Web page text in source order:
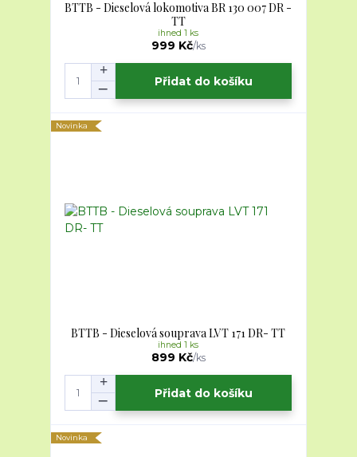
BTTB - Dieselová lokomotiva BR 130 007 DR -
TT
999 Kč/ks
ihned 1 ks
Přidat do košíku
Novinka
BTTB - Dieselová souprava LVT 171 DR- TT
899 Kč/ks
ihned 1 ks
Přidat do košíku
Novinka